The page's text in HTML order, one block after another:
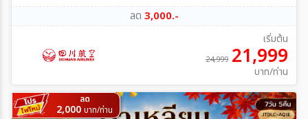
ลด 3,000.-
เริ่มต้น
24,999 21,999
บาท/ท่าน
ลด
2,000 บาท/ท่าน